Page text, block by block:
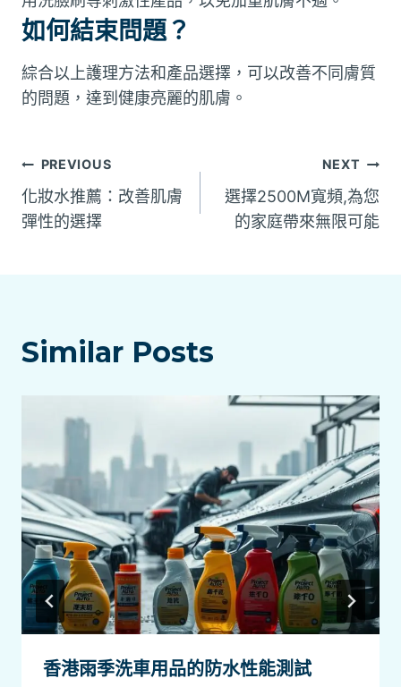
如何結束問題？
綜合以上護理方法和產品選擇，可以改善不同膚質
的問題，達到健康亮麗的肌膚。
文
章
PREVIOUS
化妝水推薦：改善肌膚
彈性的選擇
NEXT
選擇2500M寬頻,為您
的家庭帶來無限可能
Similar Posts
香港雨季洗車用品的防水性能測試